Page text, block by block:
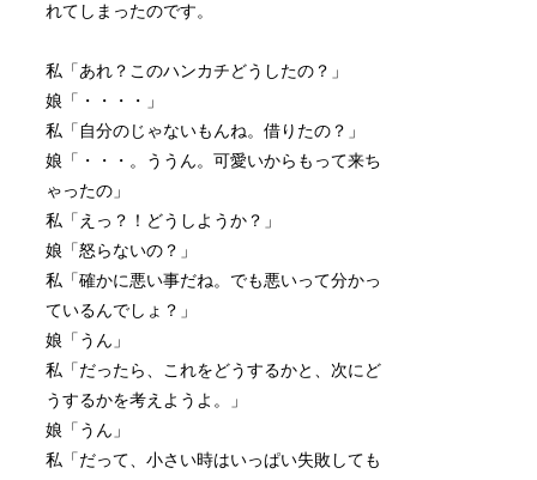
れてしまったのです。
私「あれ？このハンカチどうしたの？」
娘「・・・・」
私「自分のじゃないもんね。借りたの？」
娘「・・・。ううん。可愛いからもって来ち
ゃったの」
私「えっ？！どうしようか？」
娘「怒らないの？」
私「確かに悪い事だね。でも悪いって分かっ
ているんでしょ？」
娘「うん」
私「だったら、これをどうするかと、次にど
うするかを考えようよ。」
娘「うん」
私「だって、小さい時はいっぱい失敗しても